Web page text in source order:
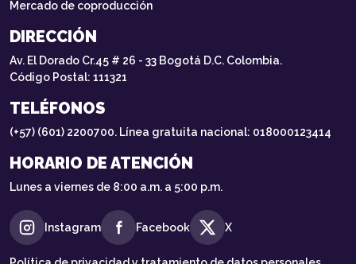
Mercado de coproducción
DIRECCIÓN
Av. El Dorado Cr.45 # 26 - 33 Bogotá D.C. Colombia.
Código Postal: 111321
TELÉFONOS
(+57) (601) 2200700. Línea gratuita nacional: 018000123414
HORARIO DE ATENCIÓN
Lunes a viernes de 8:00 a.m. a 5:00 p.m.
Instagram Facebook X